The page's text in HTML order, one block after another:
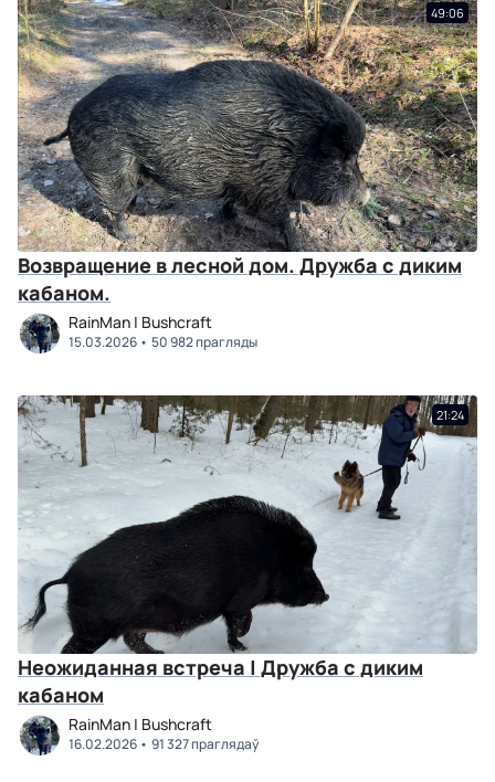
49:06
Возвращение в лесной дом. Дружба с диким
кабаном.
RainMan | Bushcraft
15.03.2026 50 982 прагляды
21:24
Неожиданная встреча | Дружба с диким
кабаном
RainMan | Bushcraft
16.02.2026 91 327 праглядаў